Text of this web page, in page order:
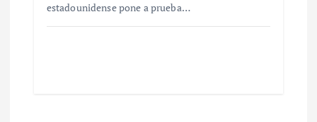
estadounidense pone a prueba…